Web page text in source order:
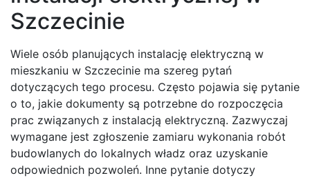
Szczecinie
Wiele osób planujących instalację elektryczną w
mieszkaniu w Szczecinie ma szereg pytań
dotyczących tego procesu. Często pojawia się pytanie
o to, jakie dokumenty są potrzebne do rozpoczęcia
prac związanych z instalacją elektryczną. Zazwyczaj
wymagane jest zgłoszenie zamiaru wykonania robót
budowlanych do lokalnych władz oraz uzyskanie
odpowiednich pozwoleń. Inne pytanie dotyczy